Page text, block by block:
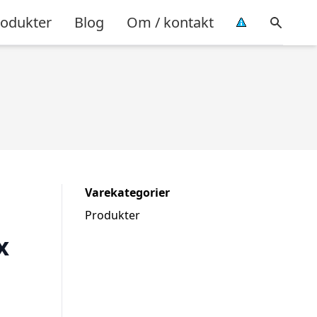
Blog Om / kontakt
Varekategorier
Produkter